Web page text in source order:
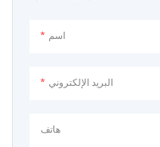
اسم
البريد الإلكتروني
هاتف